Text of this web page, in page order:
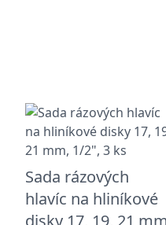
Sada rázových
hlavíc na hliníkové
disky 17, 19, 21